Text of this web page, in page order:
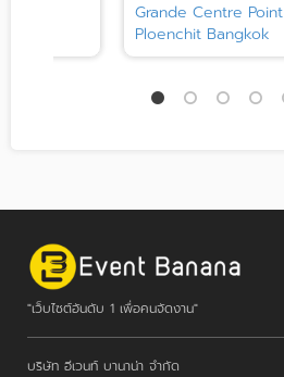
Grande Centre Point
Ploenchit Bangkok
"เว็บไซต์อันดับ 1 เพื่อคนจัดงาน"
บริษัท อีเวนท์ บานาน่า จำกัด